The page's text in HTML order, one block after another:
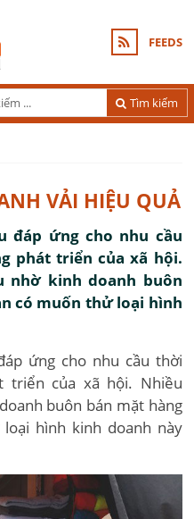
FEEDS
Tìm kiếm
VẢI HIỆU QUẢ
đáp ứng cho nhu cầu
phát triển của xã hội.
nhờ kinh doanh buôn
có muốn thử loại hình
ứng cho nhu cầu thời
triển của xã hội. Nhiều
buôn bán mặt hàng
hình kinh doanh này